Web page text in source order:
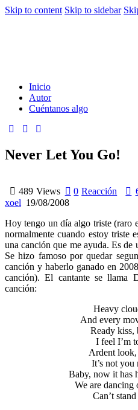
Skip to content Skip to sidebar
Inicio
Autor
Cuéntanos algo
Never Let You Go!
489 Views 0 Reacción
xoel 19/08/2008
Hoy tengo un día algo triste (raro
normalmente cuando estoy triste
una canción que me ayuda. Es de
Se hizo famoso por quedar
canción y haberlo ganado en
canción). El cantante se llama
canción:
Heavy
And every
Ready kiss,
I feel I’m
Ardent
It’s not you
Baby, now it has
We are dancing
Can’t